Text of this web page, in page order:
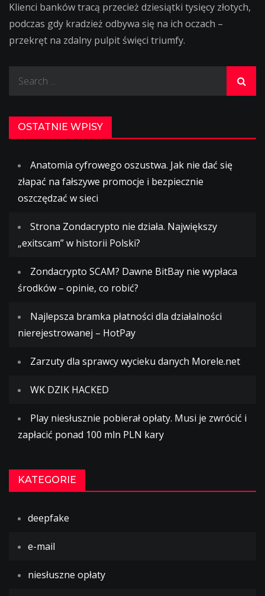
Klienci banków tracą przecież dziesiątki tysięcy złotych,
podczas gdy kradzież odbywa się na ich oczach –
przekręt na zdalny pulpit święci triumfy.
OSTATNIE WPISY
Anatomia cyfrowego oszustwa. Jak nie dać się
złapać na fałszywe promocje i bezpiecznie
oszczędzać w sieci
Strona Zondacrypto nie działa. Największy
„exitscam” w historii Polski?
Zondacrypto SCAM? Dawne BitBay nie wypłaca
środków – opinie, co robić?
Najlepsza bramka płatności dla działalności
nierejestrowanej – HotPay
Zarzuty dla sprawcy wycieku danych Morele.net
WK DZIK HACKED
Play niesłusznie pobierał opłaty. Musi je zwrócić i
zapłacić ponad 100 mln PLN kary
KATEGORIE
deepfake
e-mail
niesłuszne opłaty